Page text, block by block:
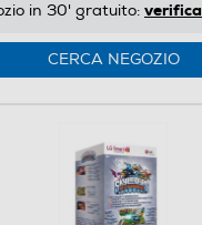
in 30' gratuito: verifica
CERCA NEGOZIO